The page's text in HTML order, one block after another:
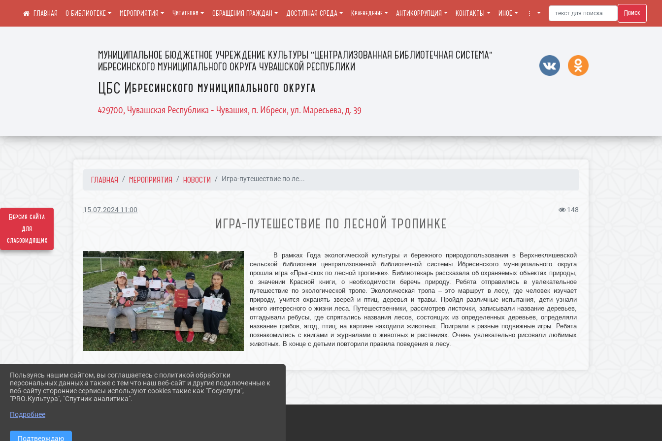
Версия сайта
для
слабовидящих
МУНИЦИПАЛЬНОЕ БЮДЖЕТНОЕ УЧРЕЖДЕНИЕ КУЛЬТУРЫ "ЦЕНТРАЛИЗОВАННАЯ БИБЛИОТЕЧНАЯ СИСТЕМА"
ИБРЕСИНСКОГО МУНИЦИПАЛЬНОГО ОКРУГА ЧУВАШСКОЙ РЕСПУБЛИКИ
ЦБС Ибресинского муниципального округа
429700, Чувашская Республика - Чувашия, п. Ибреси, ул. Маресьева, д. 39
О БИБЛИОТЕКЕ МЕРОПРИЯТИЯ Читателям ОБРАЩЕНИЯ ГРАЖДАН ДОСТУПНАЯ СРЕДА Краеведение АНТИКОРРУПЦИЯ КОНТАКТЫ ИНОЕ ⋮ Поиск
ГЛАВНАЯ МЕРОПРИЯТИЯ НОВОСТИ Игра-путешествие по ле...
15.07.2024 11:00 148
ИГРА-ПУТЕШЕСТВИЕ ПО ЛЕСНОЙ ТРОПИНКЕ
В рамках Года экологической культуры и бережного природопользования в Верхнекляшевской
сельской библиотеке централизованной библиотечной системы Ибресинского муниципального округа
прошла игра «Прыг-скок по лесной тропинке». Библиотекарь рассказала об охраняемых объектах природы,
о значении Красной книги, о необходимости беречь природу. Ребята отправились в увлекательное
путешествие по экологической тропе. Экологическая тропа – это маршрут в лесу, где человек изучает
природу, учится охранять зверей и птиц, деревья и травы. Пройдя различные испытания, дети узнали
много интересного о жизни леса. Путешественники, рассмотрев листочки, записывали название деревьев,
отгадывали ребусы, где спрятались названия лесов, состоящих из определенных деревьев, определяли
название грибов, ягод, птиц, на картине находили животных. Поиграли в разные подвижные игры. Ребята
познакомились с книгами и журналами о животных и растениях. Очень увлекательно рисовали любимых
животных. В конце с детьми повторили правила поведения в лесу.
Пользуясь нашим сайтом, вы соглашаетесь с политикой обработки
персональных данных а также с тем что наш веб-сайт и другие подключенные к
веб-сайту сторонние сервисы используют cookies такие как "Госуслуги",
"PRO.Культура", "Спутник аналитика".
Подробнее
Подтверждаю